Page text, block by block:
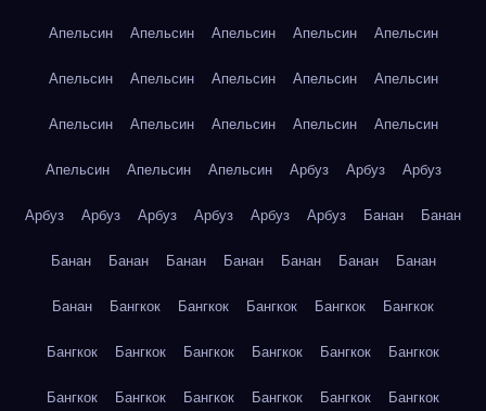
Апельсин Апельсин Апельсин Апельсин Апельсин
Апельсин Апельсин Апельсин Апельсин Апельсин
Апельсин Апельсин Апельсин Апельсин Апельсин
Апельсин Апельсин Апельсин Арбуз Арбуз Арбуз
Арбуз Арбуз Арбуз Арбуз Арбуз Арбуз Банан Банан
Банан Банан Банан Банан Банан Банан Банан
Банан Бангкок Бангкок Бангкок Бангкок Бангкок
Бангкок Бангкок Бангкок Бангкок Бангкок Бангкок
Бангкок Бангкок Бангкок Бангкок Бангкок Бангкок